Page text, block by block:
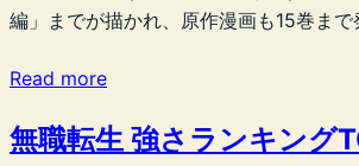
編」までが描かれ、原作漫画も15巻ま
Read more
無職転生 強さランキング